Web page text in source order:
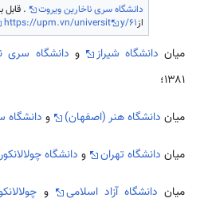
دانشگاه سری ناخارین ویروت
. قابل
از
https://upm.vn/universit y/61
میان دانشگاه شیراز و دانشگاه سری
۱۳۸۱؛
میان دانشگاه هنر (اصفهان) و دانشگاه
میان دانشگاه تهران و دانشگاه
میان دانشگاه آزاد اسلامی و